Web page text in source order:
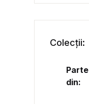
Colecții:
Parte
din: